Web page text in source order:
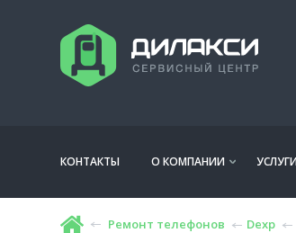
КОНТАКТЫ О КОМПАНИИ УСЛУГИ
Ремонт телефонов Dexp